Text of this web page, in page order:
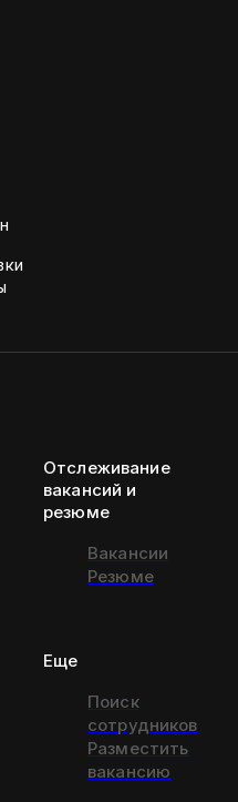
Отслеживание
вакансий и
резюме
Вакансии
Резюме
Еще
Поиск
сотрудников
Разместить
вакансию